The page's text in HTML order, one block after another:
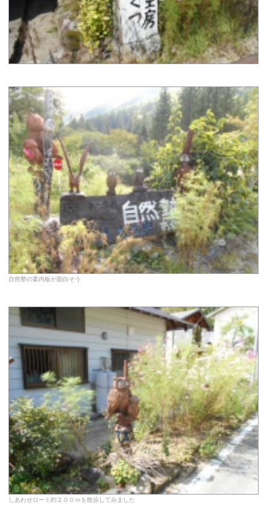
自然塾の案内板が面白そう
しあわせロード約２００ｍを散歩してみました